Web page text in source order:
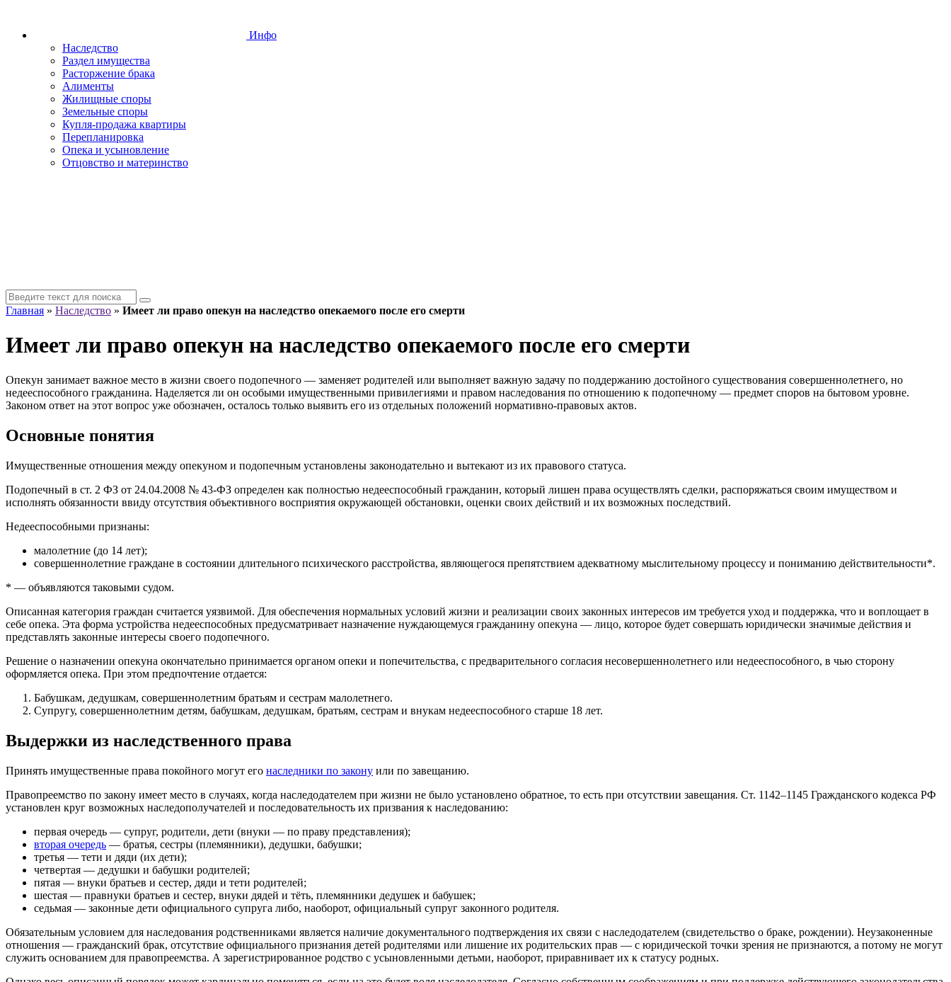
Инфо
Наследство
Раздел имущества
Расторжение брака
Алименты
Жилищные споры
Земельные споры
Купля-продажа квартиры
Перепланировка
Опека и усыновление
Отцовство и материнство
Главная » Наследство » Имеет ли право опекун на наследство опекаемого после его смерти
Имеет ли право опекун на наследство опекаемого после его смерти
Опекун занимает важное место в жизни своего подопечного — заменяет родителей или выполняет важную задачу по поддержанию достойного существования совершеннолетнего, но
недееспособного гражданина. Наделяется ли он особыми имущественными привилегиями и правом наследования по отношению к подопечному — предмет споров на бытовом уровне.
Законом ответ на этот вопрос уже обозначен, осталось только выявить его из отдельных положений нормативно-правовых актов.
Основные понятия
Имущественные отношения между опекуном и подопечным установлены законодательно и вытекают из их правового статуса.
Подопечный в ст. 2 ФЗ от 24.04.2008 № 43-ФЗ определен как полностью недееспособный гражданин, который лишен права осуществлять сделки, распоряжаться своим имуществом и
исполнять обязанности ввиду отсутствия объективного восприятия окружающей обстановки, оценки своих действий и их возможных последствий.
Недееспособными признаны:
малолетние (до 14 лет);
совершеннолетние граждане в состоянии длительного психического расстройства, являющегося препятствием адекватному мыслительному процессу и пониманию действительности*.
* — объявляются таковыми судом.
Описанная категория граждан считается уязвимой. Для обеспечения нормальных условий жизни и реализации своих законных интересов им требуется уход и поддержка, что и воплощает в
себе опека. Эта форма устройства недееспособных предусматривает назначение нуждающемуся гражданину опекуна — лицо, которое будет совершать юридически значимые действия и
представлять законные интересы своего подопечного.
Решение о назначении опекуна окончательно принимается органом опеки и попечительства, с предварительного согласия несовершеннолетнего или недееспособного, в чью сторону
оформляется опека. При этом предпочтение отдается:
Бабушкам, дедушкам, совершеннолетним братьям и сестрам малолетнего.
Супругу, совершеннолетним детям, бабушкам, дедушкам, братьям, сестрам и внукам недееспособного старше 18 лет.
Выдержки из наследственного права
Принять имущественные права покойного могут его наследники по закону или по завещанию.
Правопреемство по закону имеет место в случаях, когда наследодателем при жизни не было установлено обратное, то есть при отсутствии завещания. Ст. 1142–1145 Гражданского кодекса РФ
установлен круг возможных наследополучателей и последовательность их призвания к наследованию:
первая очередь — супруг, родители, дети (внуки — по праву представления);
вторая очередь — братья, сестры (племянники), дедушки, бабушки;
третья — тети и дяди (их дети);
четвертая — дедушки и бабушки родителей;
пятая — внуки братьев и сестер, дяди и тети родителей;
шестая — правнуки братьев и сестер, внуки дядей и тёть, племянники дедушек и бабушек;
седьмая — законные дети официального супруга либо, наоборот, официальный супруг законного родителя.
Обязательным условием для наследования родственниками является наличие документального подтверждения их связи с наследодателем (свидетельство о браке, рождении). Неузаконенные
отношения — гражданский брак, отсутствие официального признания детей родителями или лишение их родительских прав — с юридической точки зрения не признаются, а потому не могут
служить основанием для правопреемства. А зарегистрированное родство с усыновленными детьми, наоборот, приравнивает их к статусу родных.